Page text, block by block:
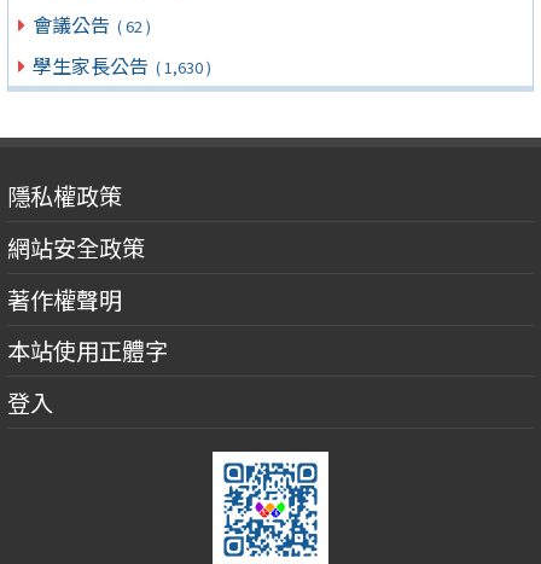
會議公告 ( 62 )
學生家長公告 ( 1,630 )
隱私權政策
網站安全政策
著作權聲明
本站使用正體字
登入